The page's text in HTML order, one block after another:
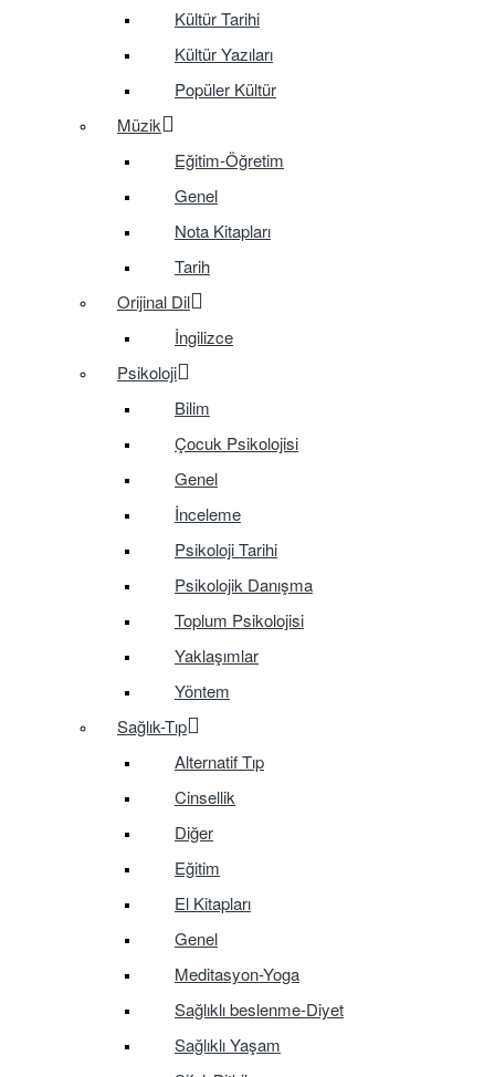
Kültür Tarihi
Kültür Yazıları
Popüler Kültür
Müzik
Eğitim-Öğretim
Genel
Nota Kitapları
Tarih
Orijinal Dil
İngilizce
Psikoloji
Bilim
Çocuk Psikolojisi
Genel
İnceleme
Psikoloji Tarihi
Psikolojik Danışma
Toplum Psikolojisi
Yaklaşımlar
Yöntem
Sağlık-Tıp
Alternatif Tıp
Cinsellik
Diğer
Eğitim
El Kitapları
Genel
Meditasyon-Yoga
Sağlıklı beslenme-Diyet
Sağlıklı Yaşam